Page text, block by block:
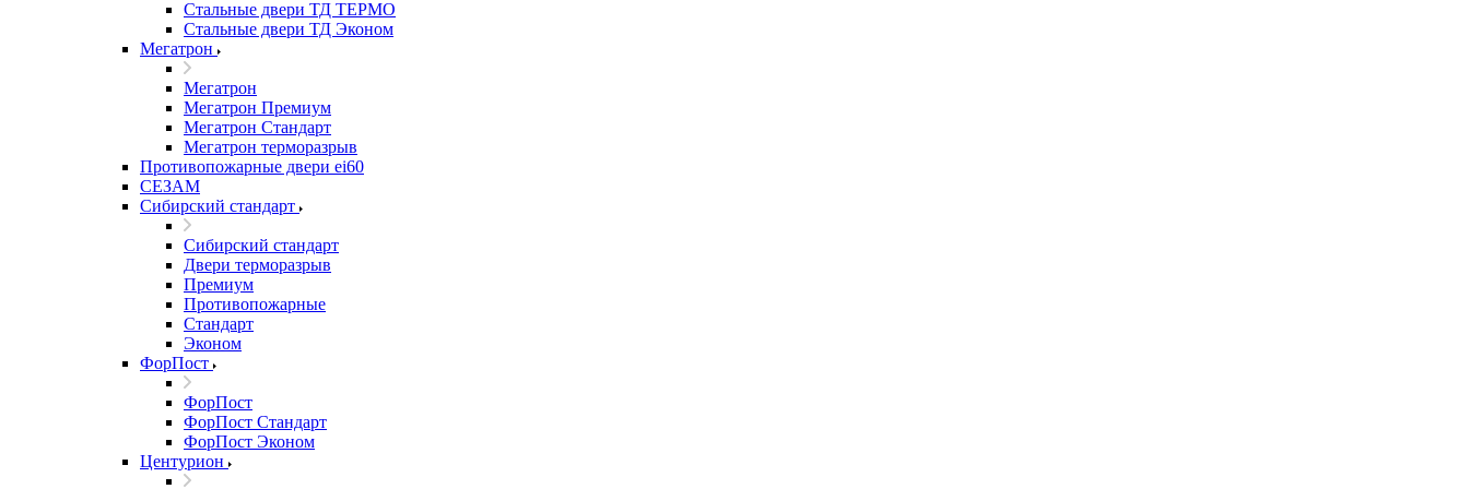
Стальные двери ТД ТЕРМО
Стальные двери ТД Эконом
Мегатрон
Мегатрон
Мегатрон Премиум
Мегатрон Стандарт
Мегатрон терморазрыв
Противопожарные двери ei60
СЕЗАМ
Сибирский стандарт
Сибирский стандарт
Двери терморазрыв
Премиум
Противопожарные
Стандарт
Эконом
ФорПост
ФорПост
ФорПост Стандарт
ФорПост Эконом
Центурион